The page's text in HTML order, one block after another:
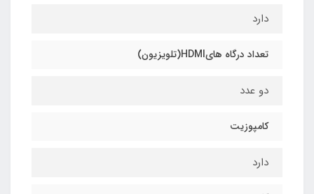
دارد
تعداد درگاه هایHDMI(تلویزیون)
دو عدد
کامپوزیت
دارد